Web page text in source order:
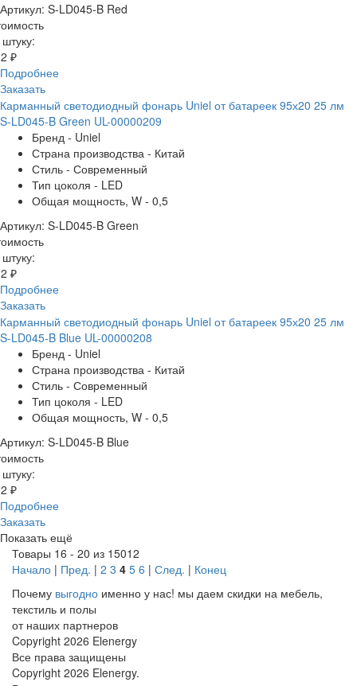
Артикул: S-LD045-B Red
₽
Подробнее
Заказать
Карманный светодиодный фонарь Uniel от батареек 95х20 25 лм
S-LD045-B Green UL-00000209
Бренд - Uniel
Страна производства - Китай
Стиль - Современный
Тип цоколя - LED
Общая мощность, W - 0,5
Артикул: S-LD045-B Green
₽
Подробнее
Заказать
Карманный светодиодный фонарь Uniel от батареек 95х20 25 лм
S-LD045-B Blue UL-00000208
Бренд - Uniel
Страна производства - Китай
Стиль - Современный
Тип цоколя - LED
Общая мощность, W - 0,5
Артикул: S-LD045-B Blue
₽
Подробнее
Заказать
Показать ещё
Товары 16 - 20 из 15012
Начало | Пред. | 2 3 4 5 6 | След. | Конец
Почему выгодно именно у нас! мы даем скидки на мебель,
текстиль и полы
от наших партнеров
Copyright 2026 Elenergy
Все права защищены
Copyright 2026 Elenergy.